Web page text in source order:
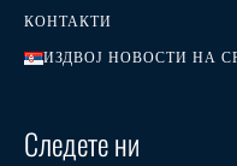
КОНТАКТИ
ИЗДВОЈ НОВОСТИ НА
Следете ни